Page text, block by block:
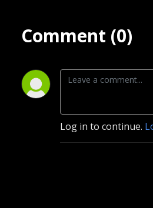
Comment (0)
Log in to continue.